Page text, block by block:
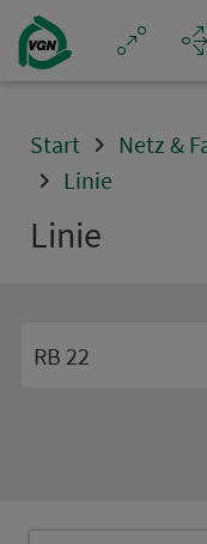
Navigation
Start Netz &
Linie
Linie